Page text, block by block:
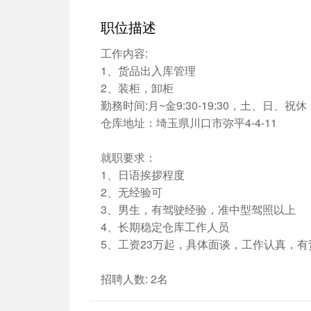
职位描述
工作内容:
1、货品出入库管理
2、装柜，卸柜
勤務时间:月~金9:30-19:30，土、日、祝休
仓库地址：埼玉県川口市弥平4-4-11
就职要求：
1、日语挨拶程度
2、无经验可
3、男生，有驾驶经验，准中型驾照以上
4、长期稳定仓库工作人员
5、工资23万起，具体面谈，工作认真，
招聘人数: 2名